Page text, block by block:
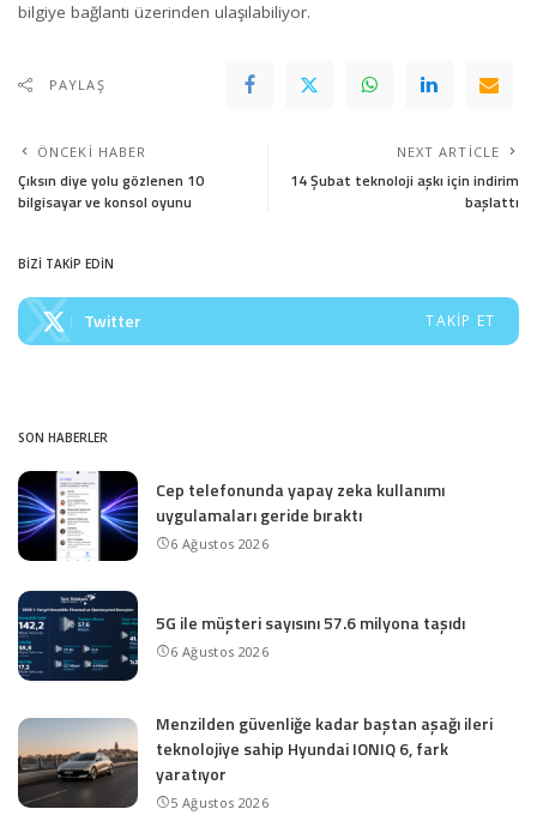
bilgiye bağlantı üzerinden ulaşılabiliyor.
PAYLAŞ
ÖNCEKI HABER
Çıksın diye yolu gözlenen 10
bilgisayar ve konsol oyunu
NEXT ARTICLE
14 Şubat teknoloji aşkı için indirim
başlattı
BİZİ TAKİP EDİN
Twitter TAKIP ET
SON HABERLER
Cep telefonunda yapay zeka kullanımı
uygulamaları geride bıraktı
6 Ağustos 2026
5G ile müşteri sayısını 57.6 milyona taşıdı
6 Ağustos 2026
Menzilden güvenliğe kadar baştan aşağı ileri
teknolojiye sahip Hyundai IONIQ 6, fark
yaratıyor
5 Ağustos 2026